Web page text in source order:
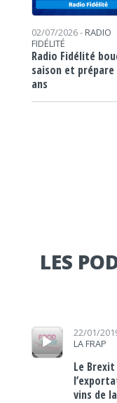
02/07/2026 - RADIO
FIDÉLITÉ
Radio Fidélité
saison et prépare
ans
LES
Lecteur audio
22/01/
LA FRAP
Le
vins de